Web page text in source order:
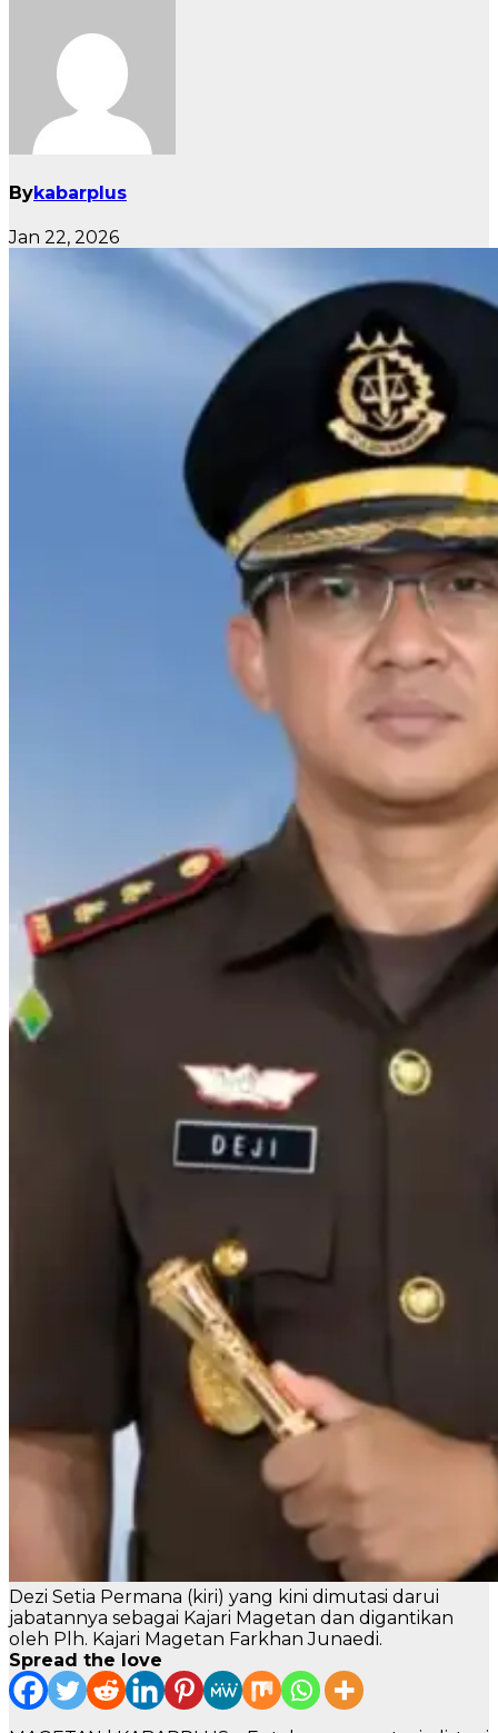
Bykabarplus
Jan 22, 2026
Dezi Setia Permana (kiri) yang kini dimutasi darui
jabatannya sebagai Kajari Magetan dan digantikan
oleh Plh. Kajari Magetan Farkhan Junaedi.
Spread the love